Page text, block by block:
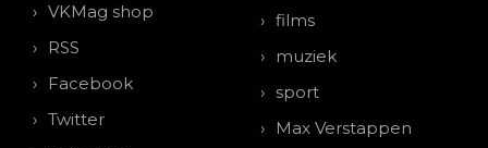
VKMag shop
RSS
Facebook
Twitter
films
muziek
sport
Max Verstappen